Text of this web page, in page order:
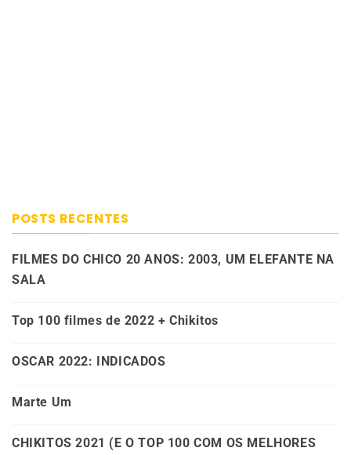
POSTS RECENTES
FILMES DO CHICO 20 ANOS: 2003, UM ELEFANTE NA
SALA
Top 100 filmes de 2022 + Chikitos
OSCAR 2022: INDICADOS
Marte Um
CHIKITOS 2021 (E O TOP 100 COM OS MELHORES